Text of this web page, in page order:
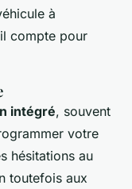
à
compte pour
intégré, souvent
votre
hésitations au
toutefois aux